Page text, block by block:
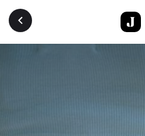
Direkt zum Inhalt